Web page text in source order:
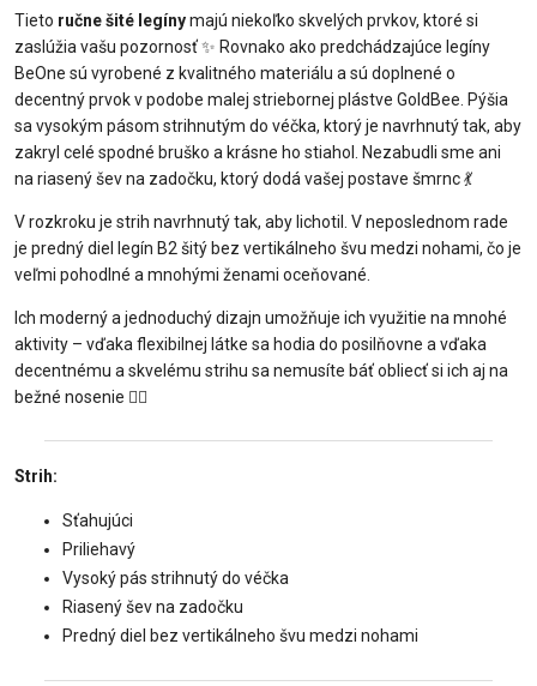
Tieto ručne šité legínymajú niekoľko skvelých prvkov, ktoré si
zaslúžia vašu pozornosť ✨ Rovnako ako predchádzajúce legíny
BeOne sú vyrobené z kvalitného materiálu a sú doplnené o
decentný prvok v podobe malej striebornej plástve GoldBee. Pýšia
sa vysokým pásom strihnutým do véčka, ktorý je navrhnutý tak, aby
zakryl celé spodné bruško a krásne ho stiahol. Nezabudli sme ani
na riasený šev na zadočku, ktorý dodá vašej postave šmrnc 💃
V rozkroku je strih navrhnutý tak, aby lichotil. V neposlednom rade
je predný diel legín B2 šitý bez vertikálneho švu medzi nohami, čo je
veľmi pohodlné a mnohými ženami oceňované.
Ich moderný a jednoduchý dizajn umožňuje ich využitie na mnohé
aktivity – vďaka flexibilnej látke sa hodia do posilňovne a vďaka
decentnému a skvelému strihu sa nemusíte báť obliecť si ich aj na
bežné nosenie 🧘‍♀️
Strih:
Sťahujúci
Priliehavý
Vysoký pás strihnutý do véčka
Riasený šev na zadočku
Predný diel bez vertikálneho švu medzi nohami